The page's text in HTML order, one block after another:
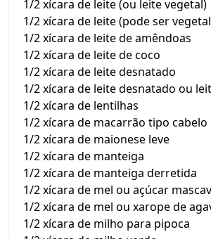
1/2 xícara de leite (ou leite vegetal)
1/2 xícara de leite (pode ser
1/2 xícara de leite de amêndoas
1/2 xícara de leite de coco
1/2 xícara de leite desnatado
1/2 xícara de leite desnatado ou
1/2 xícara de lentilhas
1/2 xícara de macarrão tipo cabelo
1/2 xícara de maionese leve
1/2 xícara de manteiga
1/2 xícara de manteiga derretida
1/2 xícara de mel ou açúcar
1/2 xícara de mel ou xarope de
1/2 xícara de milho para pipoca